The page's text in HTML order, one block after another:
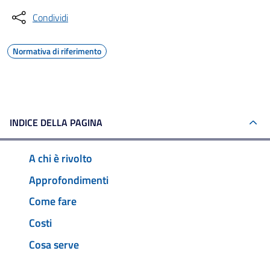
Condividi
Normativa di riferimento
INDICE DELLA PAGINA
A chi è rivolto
Approfondimenti
Come fare
Costi
Cosa serve